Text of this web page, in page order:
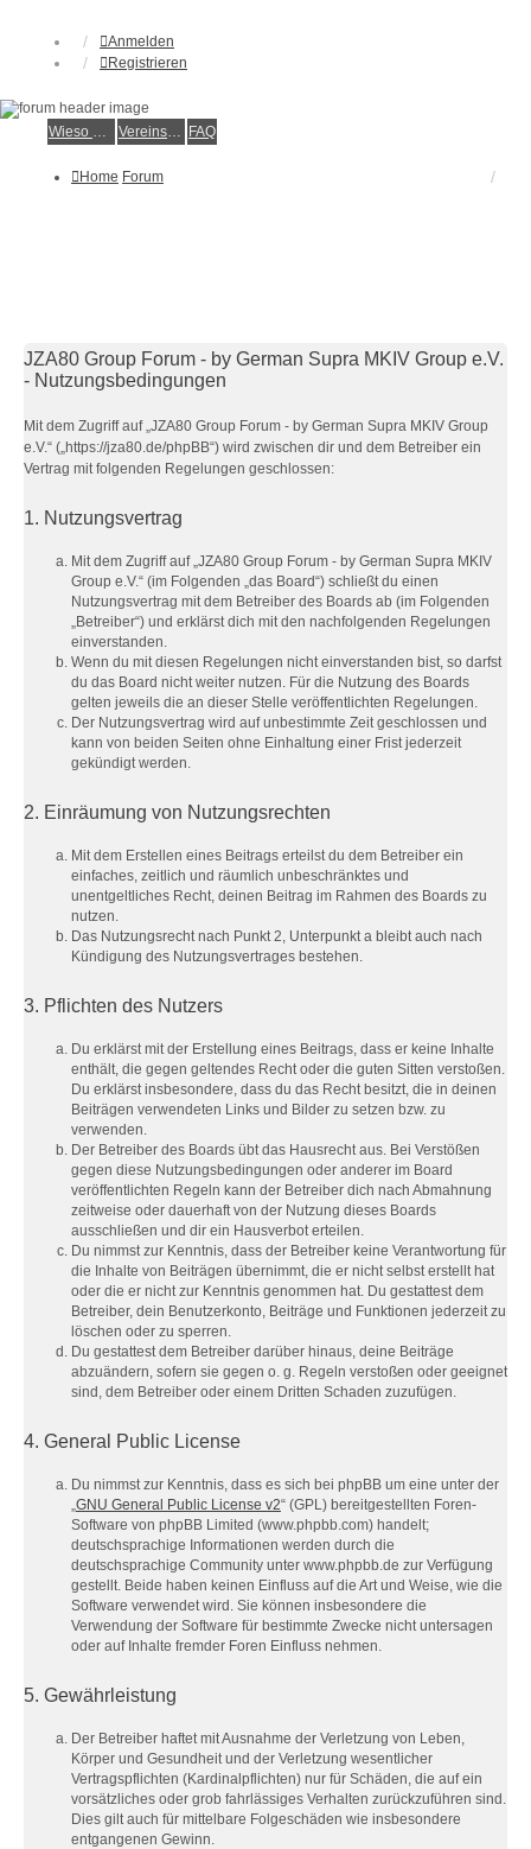
Anmelden
Registrieren
Wieso der e.V.? Vereinsmitglied werden FAQ
Home Forum
JZA80 Group Forum - by German Supra MKIV Group e.V.
- Nutzungsbedingungen
Mit dem Zugriff auf „JZA80 Group Forum - by German Supra MKIV Group
e.V.“ („https://jza80.de/phpBB“) wird zwischen dir und dem Betreiber ein
Vertrag mit folgenden Regelungen geschlossen:
1. Nutzungsvertrag
Mit dem Zugriff auf „JZA80 Group Forum - by German Supra MKIV
Group e.V.“ (im Folgenden „das Board“) schließt du einen
Nutzungsvertrag mit dem Betreiber des Boards ab (im Folgenden
„Betreiber“) und erklärst dich mit den nachfolgenden Regelungen
einverstanden.
Wenn du mit diesen Regelungen nicht einverstanden bist, so darfst
du das Board nicht weiter nutzen. Für die Nutzung des Boards
gelten jeweils die an dieser Stelle veröffentlichten Regelungen.
Der Nutzungsvertrag wird auf unbestimmte Zeit geschlossen und
kann von beiden Seiten ohne Einhaltung einer Frist jederzeit
gekündigt werden.
2. Einräumung von Nutzungsrechten
Mit dem Erstellen eines Beitrags erteilst du dem Betreiber ein
einfaches, zeitlich und räumlich unbeschränktes und
unentgeltliches Recht, deinen Beitrag im Rahmen des Boards zu
nutzen.
Das Nutzungsrecht nach Punkt 2, Unterpunkt a bleibt auch nach
Kündigung des Nutzungsvertrages bestehen.
3. Pflichten des Nutzers
Du erklärst mit der Erstellung eines Beitrags, dass er keine Inhalte
enthält, die gegen geltendes Recht oder die guten Sitten verstoßen.
Du erklärst insbesondere, dass du das Recht besitzt, die in deinen
Beiträgen verwendeten Links und Bilder zu setzen bzw. zu
verwenden.
Der Betreiber des Boards übt das Hausrecht aus. Bei Verstößen
gegen diese Nutzungsbedingungen oder anderer im Board
veröffentlichten Regeln kann der Betreiber dich nach Abmahnung
zeitweise oder dauerhaft von der Nutzung dieses Boards
ausschließen und dir ein Hausverbot erteilen.
Du nimmst zur Kenntnis, dass der Betreiber keine Verantwortung für
die Inhalte von Beiträgen übernimmt, die er nicht selbst erstellt hat
oder die er nicht zur Kenntnis genommen hat. Du gestattest dem
Betreiber, dein Benutzerkonto, Beiträge und Funktionen jederzeit zu
löschen oder zu sperren.
Du gestattest dem Betreiber darüber hinaus, deine Beiträge
abzuändern, sofern sie gegen o. g. Regeln verstoßen oder geeignet
sind, dem Betreiber oder einem Dritten Schaden zuzufügen.
4. General Public License
Du nimmst zur Kenntnis, dass es sich bei phpBB um eine unter der
„GNU General Public License v2“ (GPL) bereitgestellten Foren-
Software von phpBB Limited (www.phpbb.com) handelt;
deutschsprachige Informationen werden durch die
deutschsprachige Community unter www.phpbb.de zur Verfügung
gestellt. Beide haben keinen Einfluss auf die Art und Weise, wie die
Software verwendet wird. Sie können insbesondere die
Verwendung der Software für bestimmte Zwecke nicht untersagen
oder auf Inhalte fremder Foren Einfluss nehmen.
5. Gewährleistung
Der Betreiber haftet mit Ausnahme der Verletzung von Leben,
Körper und Gesundheit und der Verletzung wesentlicher
Vertragspflichten (Kardinalpflichten) nur für Schäden, die auf ein
vorsätzliches oder grob fahrlässiges Verhalten zurückzuführen sind.
Dies gilt auch für mittelbare Folgeschäden wie insbesondere
entgangenen Gewinn.